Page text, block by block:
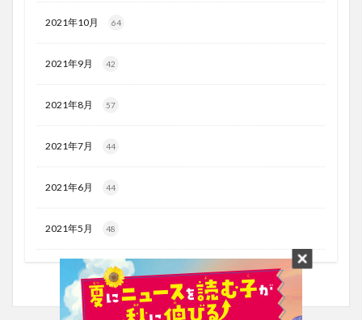
2021年10月 64
2021年9月 42
2021年8月 57
2021年7月 44
2021年6月 44
2021年5月 48